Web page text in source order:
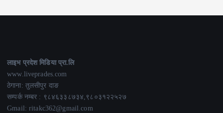
लाइभ प्रदेश मिडिया प्रा.लि
www.liveprades.com
ठेगाना: तुलसीपुर दाङ
सम्पर्क नम्बर : ९८४६३३८७३४,९८०३१२२५२७
Gmail: ritakc362@gmail.com